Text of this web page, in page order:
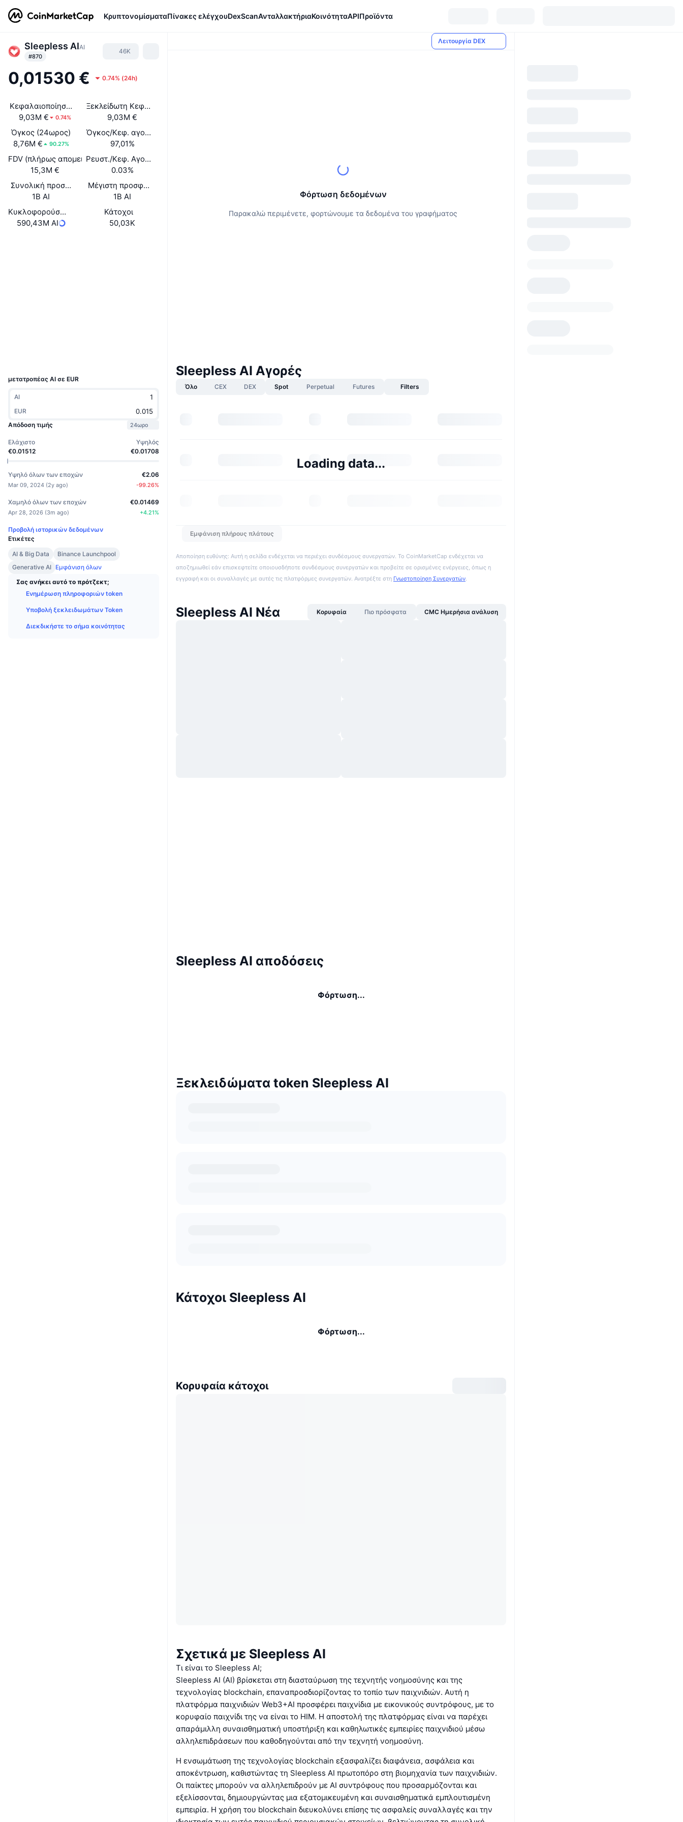
ΚρυπτονομίσματαΠίνακες ελέγχουDexScanΑνταλλακτήριαΚοινότηταAPIΠροϊόντα
Sleepless AIAI
#870
46K
0,01530 € 0.74% (24h)
Κεφαλαιοποίηση αγοράς
9,03M €
0.74%
Ξεκλείδωτη Κεφαλαιοποίηση Αγοράς
9,03M €
Όγκος (24ωρος)
8,76M €
90.27%
Όγκος/Κεφ. αγοράς (24ώ)
97,01%
FDV (πλήρως απομειωμένη αξία)
15,3M €
Ρευστ./Κεφ. Αγοράς
0.03%
Συνολική προσφορά
1B AI
Μέγιστη προσφορά
1B AI
Κυκλοφορούσα Προσφορά
590,43M AI
Κάτοχοι
50,03K
μετατροπέας AI σε EUR
AI
EUR
Απόδοση τιμής
24ωρο
Ελάχιστο
€0.01512
Υψηλός
€0.01708
Υψηλό όλων των εποχών
Mar 09, 2024 (2y ago)
€2.06
-99.26%
Χαμηλό όλων των εποχών
Apr 28, 2026 (3m ago)
€0.01469
+4.21%
Προβολή ιστορικών δεδομένων
Ετικέτες
AI & Big Data
Binance Launchpool
Generative AI Εμφάνιση όλων
Σας ανήκει αυτό το πρότζεκτ;
Ενημέρωση πληροφοριών token
Υποβολή ξεκλειδωμάτων Token
Διεκδικήστε το σήμα κοινότητας
Λειτουργία DEX
Φόρτωση δεδομένων
Παρακαλώ περιμένετε, φορτώνουμε τα δεδομένα του γραφήματος
Sleepless AI Αγορές
Όλο CEX DEX Spot Perpetual Futures Filters
Loading data...
Εμφάνιση πλήρους πλάτους
Αποποίηση ευθύνης: Αυτή η σελίδα ενδέχεται να περιέχει συνδέσμους συνεργατών. Το CoinMarketCap ενδέχεται να
αποζημιωθεί εάν επισκεφτείτε οποιουσδήποτε συνδέσμους συνεργατών και προβείτε σε ορισμένες ενέργειες, όπως η
εγγραφή και οι συναλλαγές με αυτές τις πλατφόρμες συνεργατών. Ανατρέξτε στη Γνωστοποίηση Συνεργατών.
Sleepless AI Νέα Κορυφαία Πιο πρόσφατα CMC Ημερήσια ανάλυση
Sleepless AI αποδόσεις
Φόρτωση...
Ξεκλειδώματα token Sleepless AI
Κάτοχοι Sleepless AI
Φόρτωση...
Κορυφαία κάτοχοι
Σχετικά με Sleepless AI
Τι είναι το Sleepless AI;
Sleepless AI (AI) βρίσκεται στη διασταύρωση της τεχνητής νοημοσύνης και της
τεχνολογίας blockchain, επαναπροσδιορίζοντας το τοπίο των παιχνιδιών. Αυτή η
πλατφόρμα παιχνιδιών Web3+AI προσφέρει παιχνίδια με εικονικούς συντρόφους, με το
κορυφαίο παιχνίδι της να είναι το HIM. Η αποστολή της πλατφόρμας είναι να παρέχει
απαράμιλλη συναισθηματική υποστήριξη και καθηλωτικές εμπειρίες παιχνιδιού μέσω
αλληλεπιδράσεων που καθοδηγούνται από την τεχνητή νοημοσύνη.
Η ενσωμάτωση της τεχνολογίας blockchain εξασφαλίζει διαφάνεια, ασφάλεια και
αποκέντρωση, καθιστώντας τη Sleepless AI πρωτοπόρο στη βιομηχανία των παιχνιδιών.
Οι παίκτες μπορούν να αλληλεπιδρούν με AI συντρόφους που προσαρμόζονται και
εξελίσσονται, δημιουργώντας μια εξατομικευμένη και συναισθηματικά εμπλουτισμένη
εμπειρία. Η χρήση του blockchain διευκολύνει επίσης τις ασφαλείς συναλλαγές και την